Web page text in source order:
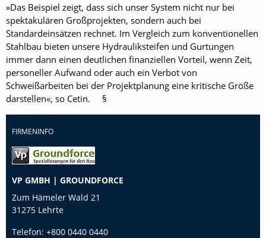
»Das Beispiel zeigt, dass sich unser System nicht nur bei
spektakulären Großprojekten, sondern auch bei
Standardeinsätzen rechnet. Im Vergleich zum konventionellen
Stahlbau bieten unsere Hydrauliksteifen und Gurtungen
immer dann einen deutlichen finanziellen Vorteil, wenn Zeit,
personeller Aufwand oder auch ein Verbot von
Schweißarbeiten bei der Projektplanung eine ­kritische Größe
darstellen«, so Cetin. §
FIRMENINFO
VP GMBH | GROUNDFORCE
Zum Hämeler Wald 21
31275 Lehrte
Telefon: +800 0440 0440